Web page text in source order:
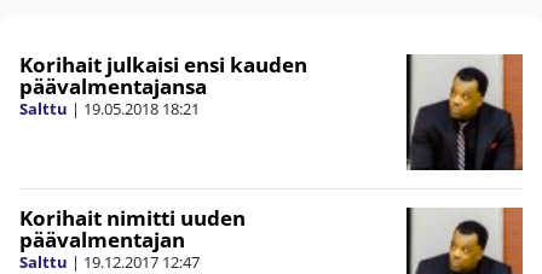
Korihait julkaisi ensi kauden
päävalmentajansa
Salttu | 19.05.2018 18:21
Korihait nimitti uuden
päävalmentajan
Salttu | 19.12.2017 12:47